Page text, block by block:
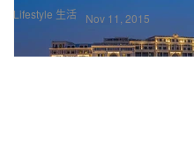
Lifestyle 生活 Nov 11, 2015